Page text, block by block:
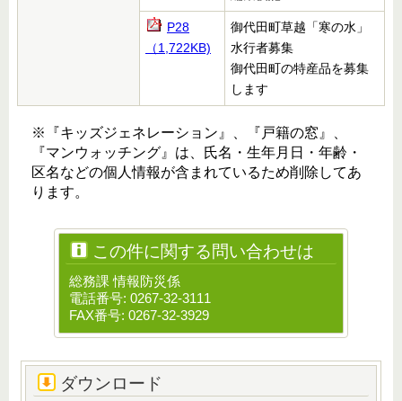
P28
（1,722KB)
御代田町草越「寒の水」
水行者募集
御代田町の特産品を募集
します
※『キッズジェネレーション』、『戸籍の窓』、
『マンウォッチング』は、氏名・生年月日・年齢・
区名などの個人情報が含まれているため削除してあ
ります。
この件に関する問い合わせは
総務課 情報防災係
電話番号: 0267-32-3111
FAX番号: 0267-32-3929
ダウンロード